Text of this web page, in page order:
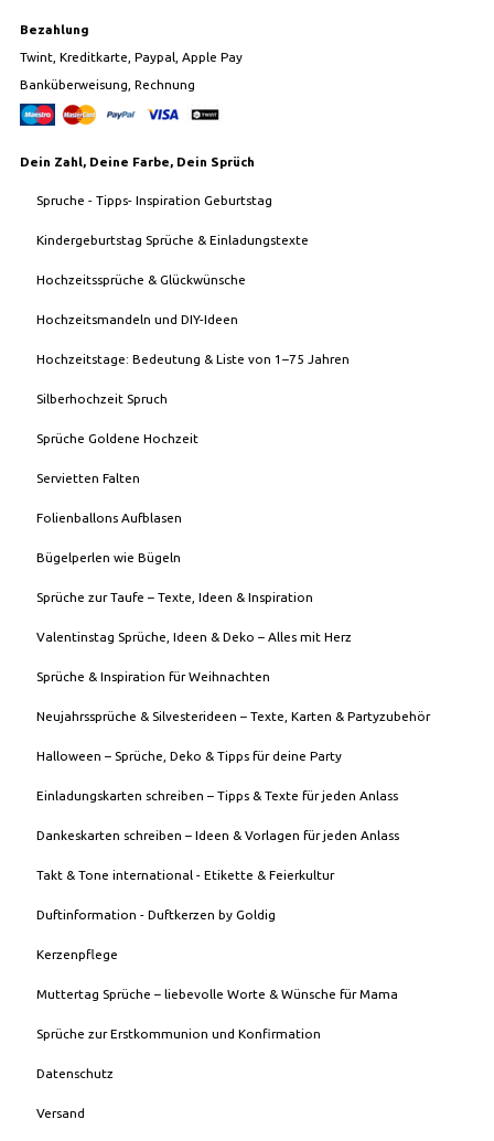
Bezahlung
Twint, Kreditkarte, Paypal, Apple Pay
Banküberweisung, Rechnung
Dein Zahl, Deine Farbe, Dein Sprüch
Spruche - Tipps- Inspiration Geburtstag
Kindergeburtstag Sprüche & Einladungstexte
Hochzeitssprüche & Glückwünsche
Hochzeitsmandeln und DIY-Ideen
Hochzeitstage: Bedeutung & Liste von 1–75 Jahren
Silberhochzeit Spruch
Sprüche Goldene Hochzeit
Servietten Falten
Folienballons Aufblasen
Bügelperlen wie Bügeln
Sprüche zur Taufe – Texte, Ideen & Inspiration
Valentinstag Sprüche, Ideen & Deko – Alles mit Herz
Sprüche & Inspiration für Weihnachten
Neujahrssprüche & Silvesterideen – Texte, Karten & Partyzubehör
Halloween – Sprüche, Deko & Tipps für deine Party
Einladungskarten schreiben – Tipps & Texte für jeden Anlass
Dankeskarten schreiben – Ideen & Vorlagen für jeden Anlass
Takt & Tone international - Etikette & Feierkultur
Duftinformation - Duftkerzen by Goldig
Kerzenpflege
Muttertag Sprüche – liebevolle Worte & Wünsche für Mama
Sprüche zur Erstkommunion und Konfirmation
Datenschutz
Versand